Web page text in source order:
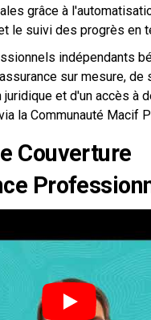
grâce à
le suivi des progrès en
indépendants
sur mesure, de
juridique et d'un accès à
la Communauté Macif
Couverture